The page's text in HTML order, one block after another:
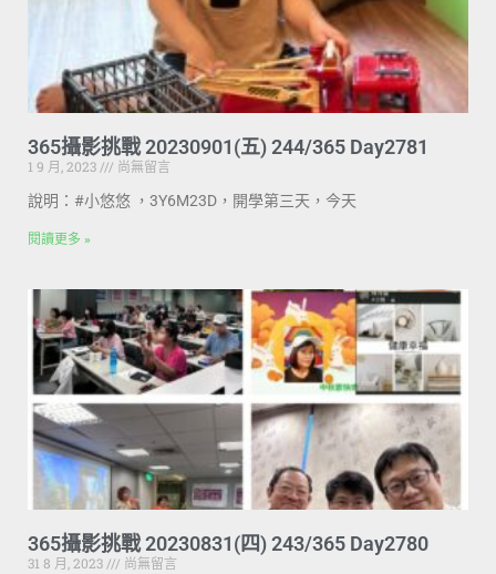
365攝影挑戰 20230901(五) 244/365 Day2781
1 9 月, 2023
尚無留言
說明：#小悠悠 ，3Y6M23D，開學第三天，今天
閱讀更多 »
365攝影挑戰 20230831(四) 243/365 Day2780
31 8 月, 2023
尚無留言